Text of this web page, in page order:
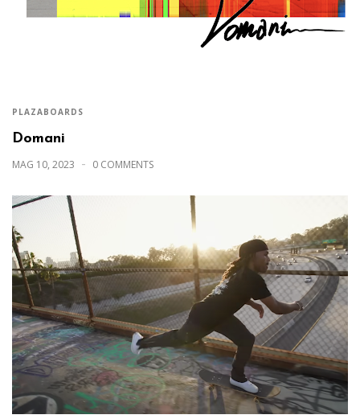
PLAZABOARDS
Domani
MAG 10, 2023 0 COMMENTS